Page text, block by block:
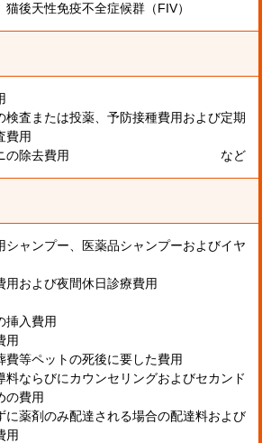
猫後天性免疫不全症候群（FIV）
検査または投薬、予防接種費用および定期
費用
の除去費用
など
シャンプー、医薬品シャンプーおよびイヤ
用および夜間休日診療費用
挿入費用
用
費等ペットの死後に要した費用
料ならびにカウンセリングおよびセカンド
の費用
に薬剤のみ配達される場合の配達料および
用